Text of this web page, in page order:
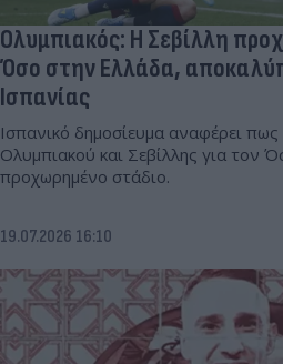
Ολυμπιακός: Η Σεβίλλη
Όσο στην Ελλάδα,
Ισπανίας
Ισπανικό δημοσίευμα αναφέρει πως
Ολυμπιακού και Σεβίλλης για τον
προχωρημένο στάδιο.
19.07.2026 16:10